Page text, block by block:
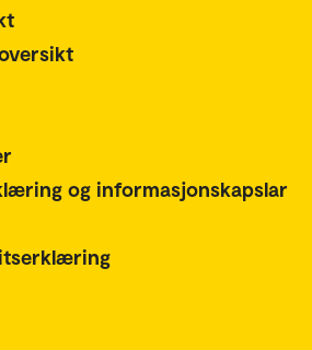
og informasjonskapslar